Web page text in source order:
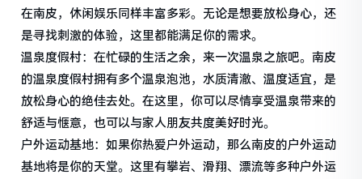
在南皮，休闲娱乐同样丰富多彩。无论是想要放松身心，还
是寻找刺激的体验，这里都能满足你的需求。
温泉度假村：在忙碌的生活之余，来一次温泉之旅吧。南皮
的温泉度假村拥有多个温泉泡池，水质清澈、温度适宜，是
放松身心的绝佳去处。在这里，你可以尽情享受温泉带来的
舒适与惬意，也可以与家人朋友共度美好时光。
户外运动基地：如果你热爱户外运动，那么南皮的户外运动
基地将是你的天堂。这里有攀岩、滑翔、漂流等多种户外运